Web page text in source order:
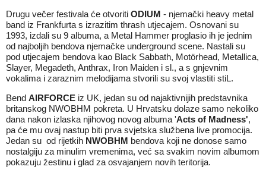
Drugu večer festivala će otvoriti ODIUM - njemački heavy metal
band iz Frankfurta s izrazitim thrash utjecajem. Osnovani su
1993, izdali su 9 albuma, a Metal Hammer proglasio ih je jednim
od najboljih bendova njemačke underground scene. Nastali su
pod utjecajem bendova kao Black Sabbath, Motörhead, Metallica,
Slayer, Megadeth, Anthrax, Iron Maiden i sl., a s gnjevnim
vokalima i zaraznim melodijama stvorili su svoj vlastiti stiL.
Bend AIRFORCE iz UK, jedan su od najaktivnijih predstavnika
britanskog NWOBHM pokreta. U Hrvatsku dolaze samo nekoliko
dana nakon izlaska njihovog novog albuma 'Acts of Madness',
pa će mu ovaj nastup biti prva svjetska službena live promocija.
Jedan su od rijetkih NWOBHM bendova koji ne donose samo
nostalgiju za minulim vremenima, već sa svakim novim albumom
pokazuju žestinu i glad za osvajanjem novih teritorija.